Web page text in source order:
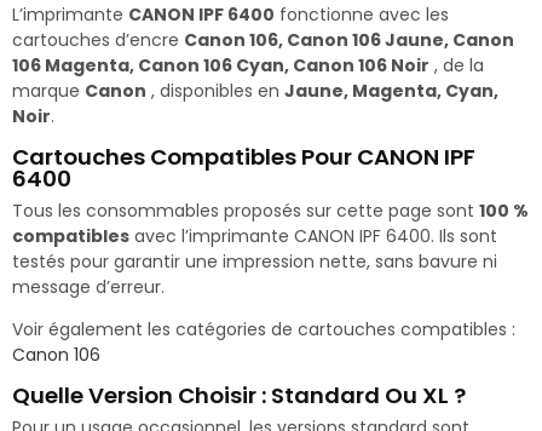
L’imprimante CANON IPF 6400 fonctionne avec les
cartouches d’encre Canon 106, Canon 106 Jaune, Canon
106 Magenta, Canon 106 Cyan, Canon 106 Noir , de la
marque Canon , disponibles en Jaune, Magenta, Cyan,
Noir.
Cartouches Compatibles Pour CANON IPF
6400
Tous les consommables proposés sur cette page sont 100 %
compatibles avec l’imprimante CANON IPF 6400. Ils sont
testés pour garantir une impression nette, sans bavure ni
message d’erreur.
Voir également les catégories de cartouches compatibles :
Canon 106
Quelle Version Choisir : Standard Ou XL ?